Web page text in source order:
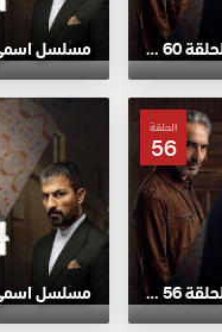
مسلسل اسمي فرح مدبلج الموسم 2 الحلقة 60 HD
الحلقة
56
مسلسل اسمي فرح مدبلج الموسم 2 الحلقة 56 HD